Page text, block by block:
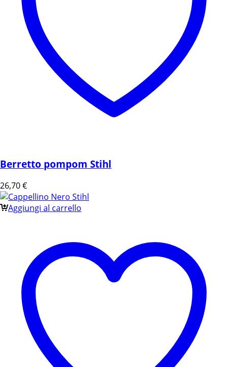
Berretto pompom Stihl
26,70€
Aggiungi al carrello